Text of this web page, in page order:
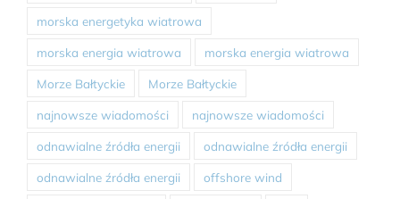
morska energetyka wiatrowa
morska energia wiatrowa morska energia wiatrowa
Morze Bałtyckie Morze Bałtyckie
najnowsze wiadomości najnowsze wiadomości
odnawialne źródła energii odnawialne źródła energii
odnawialne źródła energii offshore wind